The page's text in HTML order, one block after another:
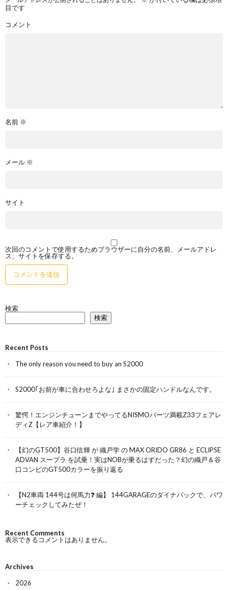
目です
コメント
名前 ※
メール ※
サイト
次回のコメントで使用するためブラウザーに自分の名前、メールアドレ
ス、サイトを保存する。
検索
検索
Recent Posts
The only reason you need to buy an S2000
S2000｢お前が車に合わせろよな｣ まさかの固定ハンドルなんです。
驚愕！エンジンチューンまでやってるNISMOパーツ満載Z33フェアレ
ディZ【レア車紹介！】
【幻のGT500】谷口信輝 が 織戸学 の MAX ORIDO GR86 と ECLIPSE
ADVAN スープラ を試乗！実はNOBが乗るはずだった？幻の織戸＆谷
口コンビのGT500カラーを振り返る
【N2車両 144号は何馬力❓ 編】 144GARAGEのダイナパックで、パワ
ーチェックしてみたぜ！
Recent Comments
表示できるコメントはありません。
Archives
2026